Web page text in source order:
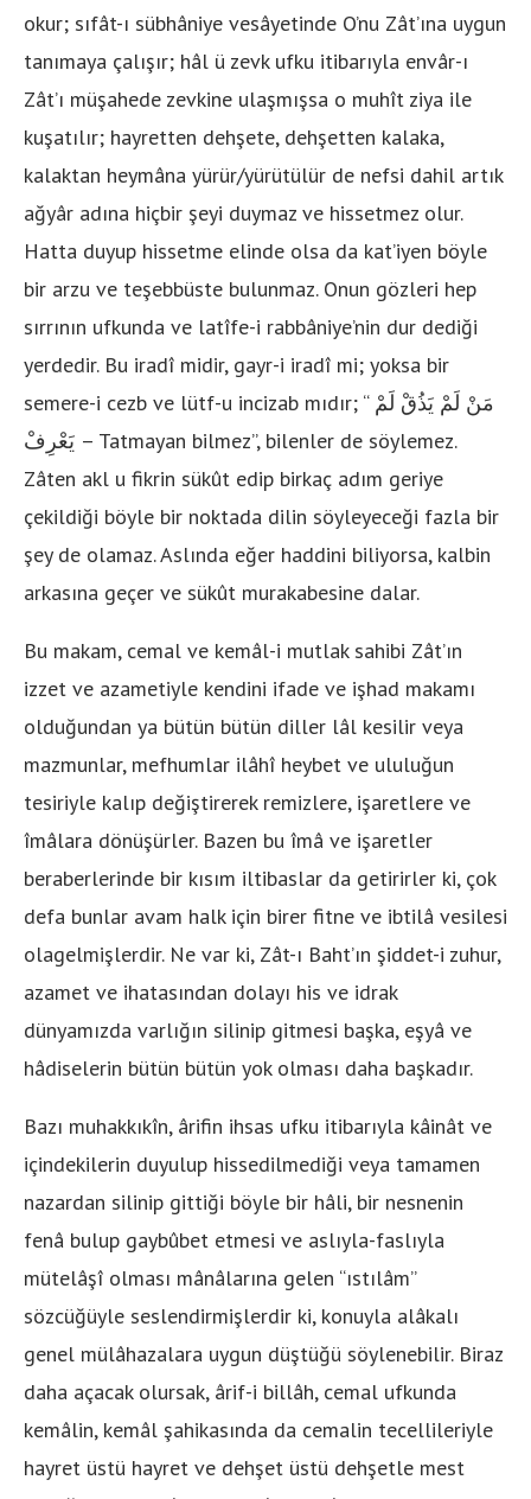
okur; sıfât-ı sübhâniye vesâyetinde O’nu Zât’ına uygun
tanımaya çalışır; hâl ü zevk ufku itibarıyla envâr-ı
Zât’ı müşahede zevkine ulaşmışsa o muhît ziya ile
kuşatılır; hayretten dehşete, dehşetten kalaka,
kalaktan heymâna yürür/yürütülür de nefsi dahil artık
ağyâr adına hiçbir şeyi duymaz ve hissetmez olur.
Hatta duyup hissetme elinde olsa da kat’iyen böyle
bir arzu ve teşebbüste bulunmaz. Onun gözleri hep
sırrının ufkunda ve latîfe-i rabbâniye’nin dur dediği
yerdedir. Bu iradî midir, gayr-i iradî mi; yoksa bir
semere-i cezb ve lütf-u incizab mıdır; “مَنْ لَمْ يَذُقْ لَمْ
– Tatmayan bilmez”, bilenler de söylemez.
Zâten akl u fikrin sükût edip birkaç adım geriye
çekildiği böyle bir noktada dilin söyleyeceği fazla bir
şey de olamaz. Aslında eğer haddini biliyorsa, kalbin
arkasına geçer ve sükût murakabesine dalar.
Bu makam, cemal ve kemâl-i mutlak sahibi Zât’ın
izzet ve azametiyle kendini ifade ve işhad makamı
olduğundan ya bütün bütün diller lâl kesilir veya
mazmunlar, mefhumlar ilâhî heybet ve ululuğun
tesiriyle kalıp değiştirerek remizlere, işaretlere ve
îmâlara dönüşürler. Bazen bu îmâ ve işaretler
beraberlerinde bir kısım iltibaslar da getirirler ki, çok
defa bunlar avam halk için birer fitne ve ibtilâ vesilesi
olagelmişlerdir. Ne var ki, Zât-ı Baht’ın şiddet-i zuhur,
azamet ve ihatasından dolayı his ve idrak
dünyamızda varlığın silinip gitmesi başka, eşyâ ve
hâdiselerin bütün bütün yok olması daha başkadır.
Bazı muhakkıkîn, ârifin ihsas ufku itibarıyla kâinât ve
içindekilerin duyulup hissedilmediği veya tamamen
nazardan silinip gittiği böyle bir hâli, bir nesnenin
fenâ bulup gaybûbet etmesi ve aslıyla-faslıyla
mütelâşî olması mânâlarına gelen “ıstılâm”
sözcüğüyle seslendirmişlerdir ki, konuyla alâkalı
genel mülâhazalara uygun düştüğü söylenebilir. Biraz
daha açacak olursak, ârif-i billâh, cemal ufkunda
kemâlin, kemâl şahikasında da cemalin tecellileriyle
hayret üstü hayret ve dehşet üstü dehşetle mest